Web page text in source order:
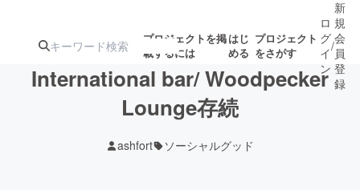
プロジェクトを掲
載するには
はじ
める
プロジェクト
をさがす
ジェクト
ロジェクト
ロ
グ
イ
ン
/
新
規
会
員
登
録
International bar/ Woodpecker
Lounge存続
ashfort ソーシャルグッド